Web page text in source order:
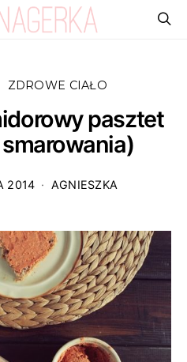
ZDROWE CIAŁO
pasztet
2014 AGNIESZKA